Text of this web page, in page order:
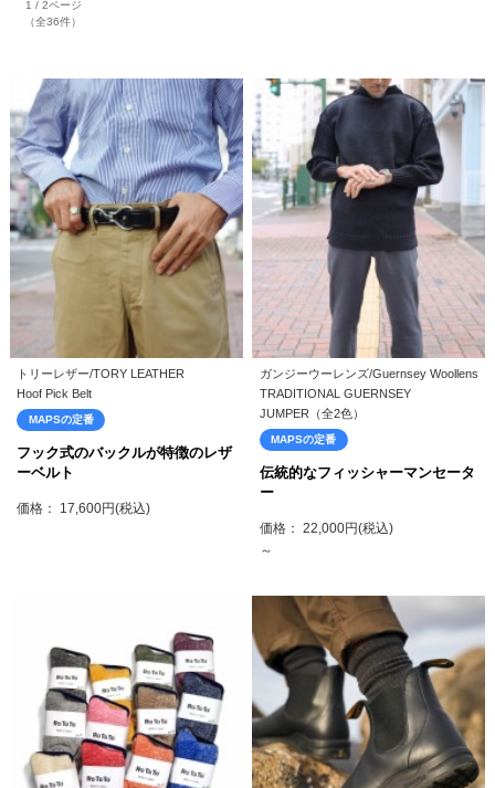
1 / 2ページ
（全36件）
トリーレザー/TORY LEATHER
Hoof Pick Belt
MAPSの定番
フック式のバックルが特徴のレザ
ーベルト
価格： 17,600円(税込)
ガンジーウーレンズ/Guernsey Woollens
TRADITIONAL GUERNSEY
JUMPER（全2色）
MAPSの定番
伝統的なフィッシャーマンセータ
ー
価格： 22,000円(税込)
～